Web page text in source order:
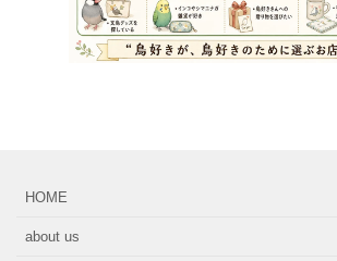
HOME
about us